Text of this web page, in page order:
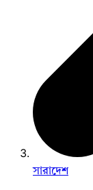
সারাদেশ